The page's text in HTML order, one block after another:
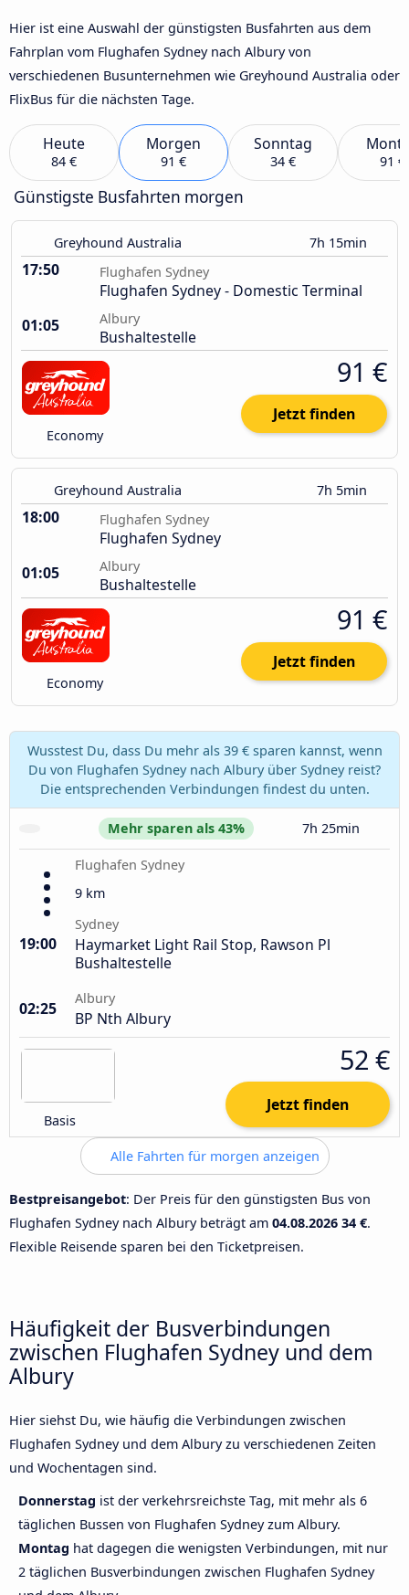
Hier ist eine Auswahl der günstigsten Busfahrten aus dem
Fahrplan vom Flughafen Sydney nach Albury von
verschiedenen Busunternehmen wie Greyhound Australia oder
FlixBus für die nächsten Tage.
Heute
84 €
Morgen
91 €
Sonntag
34 € 91 €
Günstigste Busfahrten morgen
Greyhound Australia 7h 15min
17:50 Flughafen Sydney
Flughafen Sydney - Domestic Terminal
01:05
Albury
Bushaltestelle
Economy
91 €
Jetzt finden
Greyhound Australia 7h 5min
18:00 Flughafen Sydney
Flughafen Sydney
01:05
Albury
Bushaltestelle
Economy
91 €
Jetzt finden
Wusstest Du, dass Du mehr als 39 € sparen kannst, wenn
Du von Flughafen Sydney nach Albury über Sydney reist?
Die entsprechenden Verbindungen findest du unten.
Mehr sparen als 43% 7h 25min
Flughafen Sydney
9 km
19:00
Sydney
Haymarket Light Rail Stop, Rawson Pl
Bushaltestelle
02:25
Albury
BP Nth Albury
Basis
52 €
Jetzt finden
Alle Fahrten für morgen anzeigen
Bestpreisangebot: Der Preis für den günstigsten Bus von
Flughafen Sydney nach Albury beträgt am 04.08.2026 34 €.
Flexible Reisende sparen bei den Ticketpreisen.
Häufigkeit der Busverbindungen
zwischen Flughafen Sydney und dem
Albury
Hier siehst Du, wie häufig die Verbindungen zwischen
Flughafen Sydney und dem Albury zu verschiedenen Zeiten
und Wochentagen sind.
Donnerstag ist der verkehrsreichste Tag, mit mehr als 6
täglichen Bussen von Flughafen Sydney zum Albury.
Montag hat dagegen die wenigsten Verbindungen, mit nur
2 täglichen Busverbindungen zwischen Flughafen Sydney